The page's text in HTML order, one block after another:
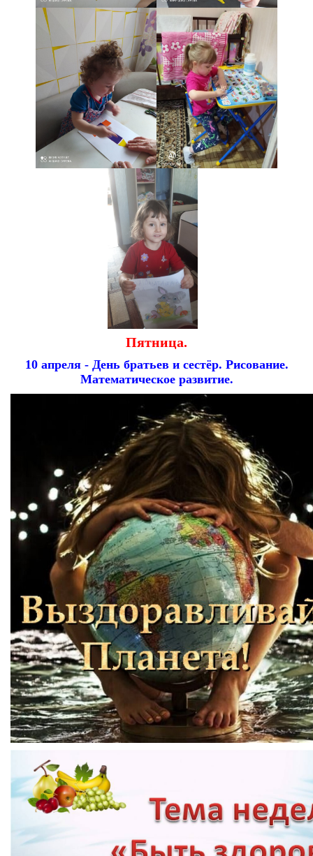
Пятница.
10 апреля - День братьев и сестёр. Рисование.
Математическое развитие.